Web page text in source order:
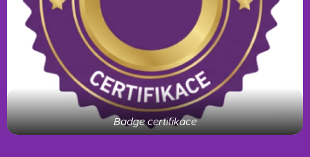
Badge certifikace